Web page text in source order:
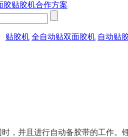
贴胶机 全自动贴双面胶机 自动贴
，并且进行自动备胶带的工作